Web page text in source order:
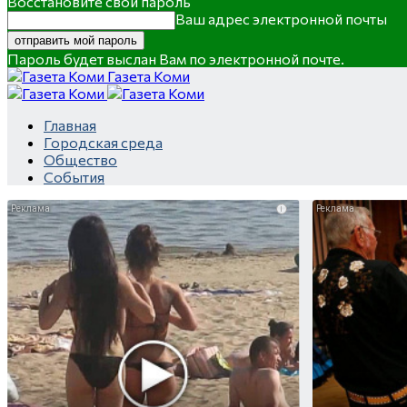
Ваш адрес электронной почты
Пароль будет выслан Вам по электронной почте.
Газета Коми
Главная
Городская среда
Общество
События
i